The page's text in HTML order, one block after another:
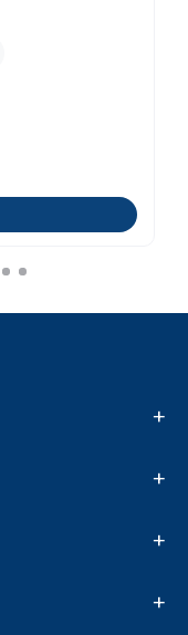
+
+
+
+